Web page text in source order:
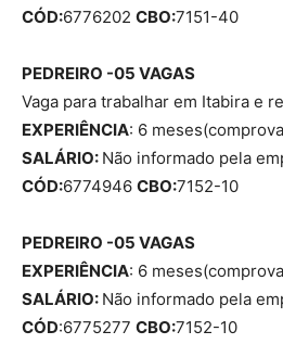
CÓD:6776202 CBO:7151-40
PEDREIRO -05 VAGAS
Vaga para trabalhar em Itabira e
EXPERIÊNCIA: 6
SALÁRIO: Não informado pela
CÓD:6774946 CBO:7152-10
PEDREIRO -05 VAGAS
EXPERIÊNCIA: 6
SALÁRIO: Não informado pela
CÓD:6775277 CBO:7152-10